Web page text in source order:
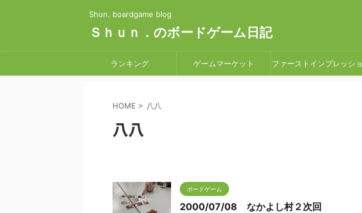
Shun. boardgame blog
Ｓｈｕｎ．のボードゲーム日記
ランキング ゲームマーケット ファーストインプレッショ
HOME > 八八
八八
ボードゲーム
2000/07/08 なかよし村２次回